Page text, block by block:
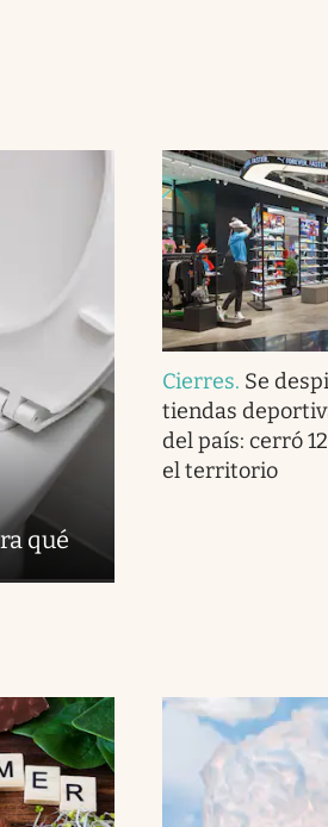
qué
Cierres. Se
tiendas
del país: cerró
el territorio